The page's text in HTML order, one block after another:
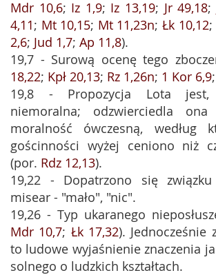
Mdr 10,6; Iz 1,9; Iz 13,19; Jr 49,18;
4,11; Mt 10,15; Mt 11,23n;Łk 10,12;
2,6; Jud 1,7; Ap 11,8).
19,7 - Surową ocenę tego
18,22; Kpł 20,13; Rz 1,26n; 1 Kor 6,9;
19,8 - Propozycja Lota jest,
niemoralna; odzwierciedla ona
moralność ówczesną, według
gościnności wyżej ceniono niż
(por. Rdz 12,13).
19,22 - Dopatrzono się związku
misear - "mało", "nic".
19,26 - Typ ukaranego
Mdr 10,7; Łk 17,32). Jednocześnie
to ludowe wyjaśnienie znaczenia
solnego o ludzkich kształtach.